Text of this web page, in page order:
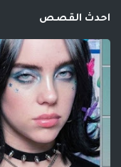
احدث القصص